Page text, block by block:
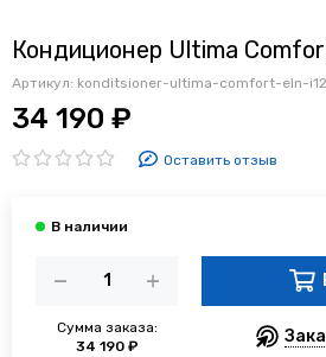
Кондиционер Ultima
Артикул: konditsioner-ultima-comfort-eln-
34 190 ₽
Оставить отзыв
Сумма заказа:
34 190 ₽